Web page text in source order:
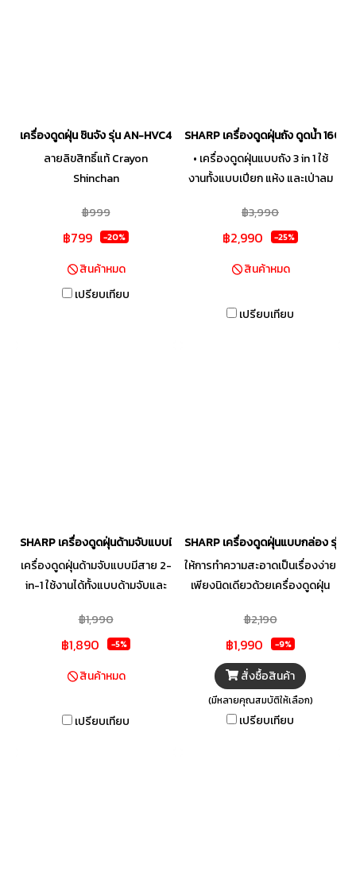
เครื่องดูดฝุ่น ชินจัง รุ่น AN-HVC401
ลายลิขสิทธิ์แท้ Crayon
Shinchan
฿999
฿799 -20%
สินค้าหมด
เปรียบเทียบ
SHARP เครื่องดูดฝุ่นถัง ดูดน้ำ
• เครื่องดูดฝุ่นแบบถัง 3 in 1 ใช้
งานทั้งแบบเปียก แห้ง และเป่าลม
ใหญ่ และพื้นผิวหลากหลาย •
มอเตอร์ทำจากทองแดง 100% จึง
ประสิทธิภาพสูง และการทำความ
ฝุ่น สำหรับดักจับฝุ่นละออง
฿3,990
฿2,990 -25%
สินค้าหมด
เปรียบเทียบ
SHARP เครื่องดูดฝุ่นด้ามจับแบบมีสาย (2-in-1) รุ่น EC-SC42B-B
เครื่องดูดฝุ่นด้ามจับแบบมีสาย 2-
in-1 ใช้งานได้ทั้งแบบด้ามจับและ
ด้วยระบบพลังลมไซโคลน น้ำหนัก
เบา เพียง 1.9 กิโลกรัม กระบอก
ด้วยการกดเพียงปุ่มเดียง
ทำความสะอาดได้ทั้งพื้นพรม โซฟา
฿1,990
฿1,890 -5%
สินค้าหมด
เปรียบเทียบ
SHARP เครื่องดูดฝุ่นแบบกล่อง รุ่น
ให้การทำความสะอาดเป็นเรื่องง่าย
เพียงนิดเดียวด้วยเครื่องดูดฝุ่น
ด้วยระบบกล่องเก็บฝุ่น ง่ายต่อใน
การขจัดเศษผง พร้อมมีไฟแจ้ง
เตือนเมื่อฝุ่นเต็ม สามารถปรับแรง
ดูดได้ตามต้องการ กำจัดฝุ่นได้
หมดจดด้วยแรงดูดสูง และระบบ
กรองฝุ่นขนาดเล็ก 4 ขั้นตอนด้วย
฿2,190
฿1,990 -9%
สั่งซื้อสินค้า
(มีหลายคุณสมบัติให้เลือก)
เปรียบเทียบ